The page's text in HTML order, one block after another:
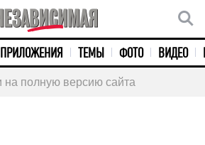
ПРИЛОЖЕНИЯ ТЕМЫ ФОТО ВИДЕО
на полную версию сайта